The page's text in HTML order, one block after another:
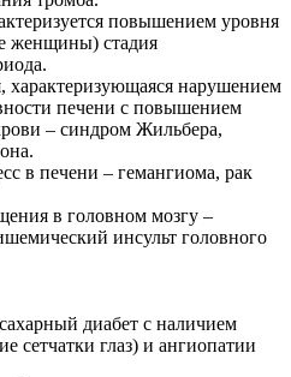
повышением уровня
женщины) стадия
характеризующаяся нарушением
печени с повышением
– синдром Жильбера,
в печени – гемангиома, рак
в головном мозгу –
инсульт головного
диабет с наличием
сетчатки глаз) и ангиопатии